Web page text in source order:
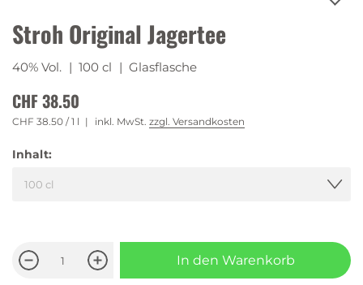
Stroh Original Jagertee
40% Vol. | 100 cl | Glasflasche
CHF 38.50
CHF 38.50 / 1 l inkl. MwSt. zzgl. Versandkosten
Inhalt:
In den Warenkorb